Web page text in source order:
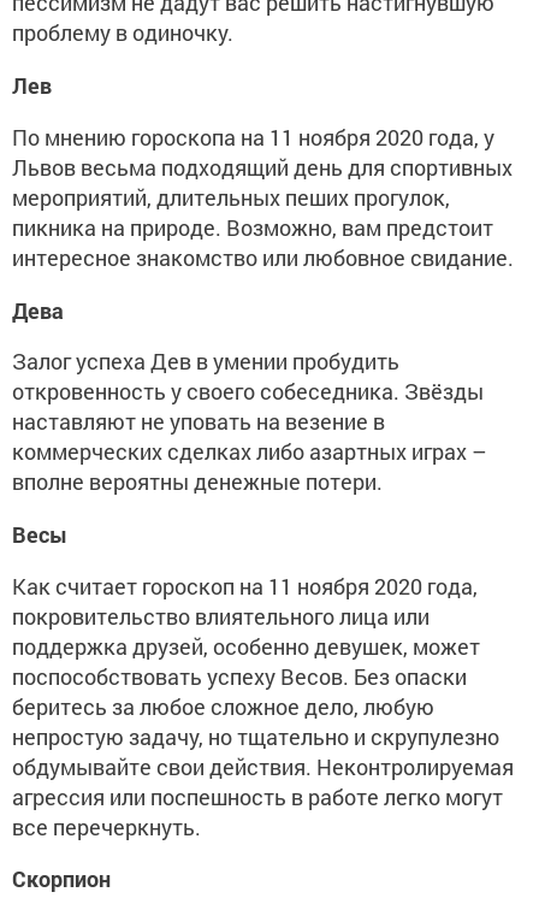
проблему в одиночку.
Лев
По мнению гороскопа на 11 ноября 2020 года, у
Львов весьма подходящий день для спортивных
мероприятий, длительных пеших прогулок,
пикника на природе. Возможно, вам предстоит
интересное знакомство или любовное свидание.
Дева
Залог успеха Дев в умении пробудить
откровенность у своего собеседника. Звёзды
наставляют не уповать на везение в
коммерческих сделках либо азартных играх –
вполне вероятны денежные потери.
Весы
Как считает гороскоп на 11 ноября 2020 года,
покровительство влиятельного лица или
поддержка друзей, особенно девушек, может
поспособствовать успеху Весов. Без опаски
беритесь за любое сложное дело, любую
непростую задачу, но тщательно и скрупулезно
обдумывайте свои действия. Неконтролируемая
агрессия или поспешность в работе легко могут
все перечеркнуть.
Скорпион